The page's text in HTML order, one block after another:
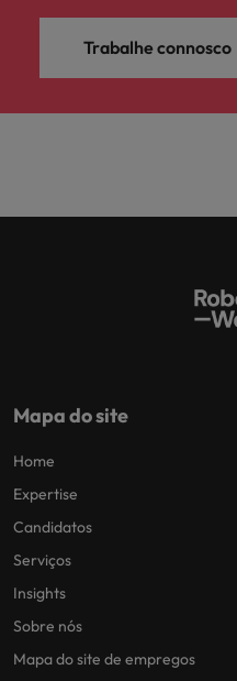
Trabalhe connosco
Mapa do site
Home
Expertise
Candidatos
Serviços
Insights
Sobre nós
Mapa do site de empregos